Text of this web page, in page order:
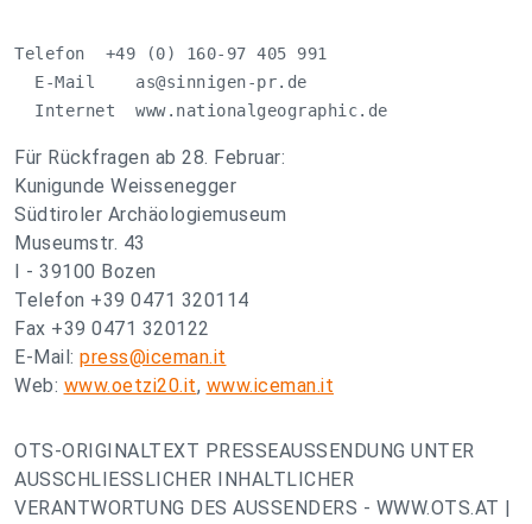
Telefon  +49 (0) 160-97 405 991
  E-Mail
as@sinnigen-pr.de
  Internet  www.nationalgeographic.de
Für Rückfragen ab 28. Februar:
Kunigunde Weissenegger
Südtiroler Archäologiemuseum
Museumstr. 43
I - 39100 Bozen
Telefon +39 0471 320114
Fax +39 0471 320122
E-Mail: press@iceman.it
Web: www.oetzi20.it, www.iceman.it
OTS-ORIGINALTEXT PRESSEAUSSENDUNG UNTER
AUSSCHLIESSLICHER INHALTLICHER
VERANTWORTUNG DES AUSSENDERS - WWW.OTS.AT |